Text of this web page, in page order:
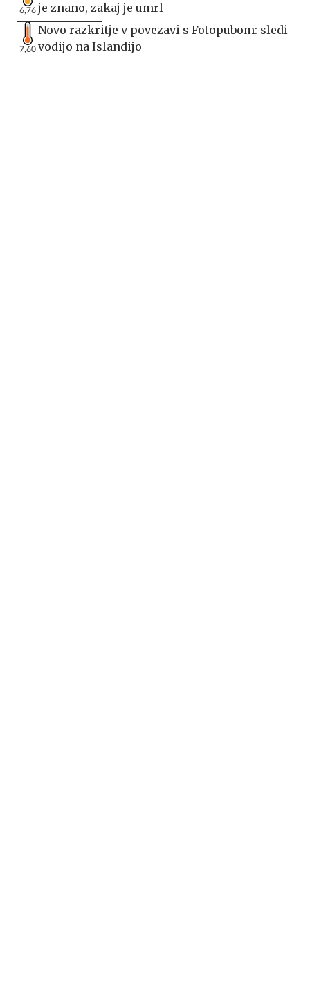
6,76 je znano, zakaj je umrl
7,60
Novo razkritje v povezavi s Fotopubom: sledi
vodijo na Islandijo